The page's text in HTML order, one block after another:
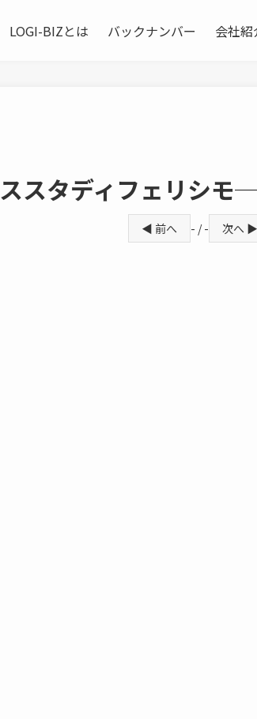
LOGI-BIZとは バックナンバー 会社紹
スタディフェリシモ
◀ 前へ - / - 次へ ▶